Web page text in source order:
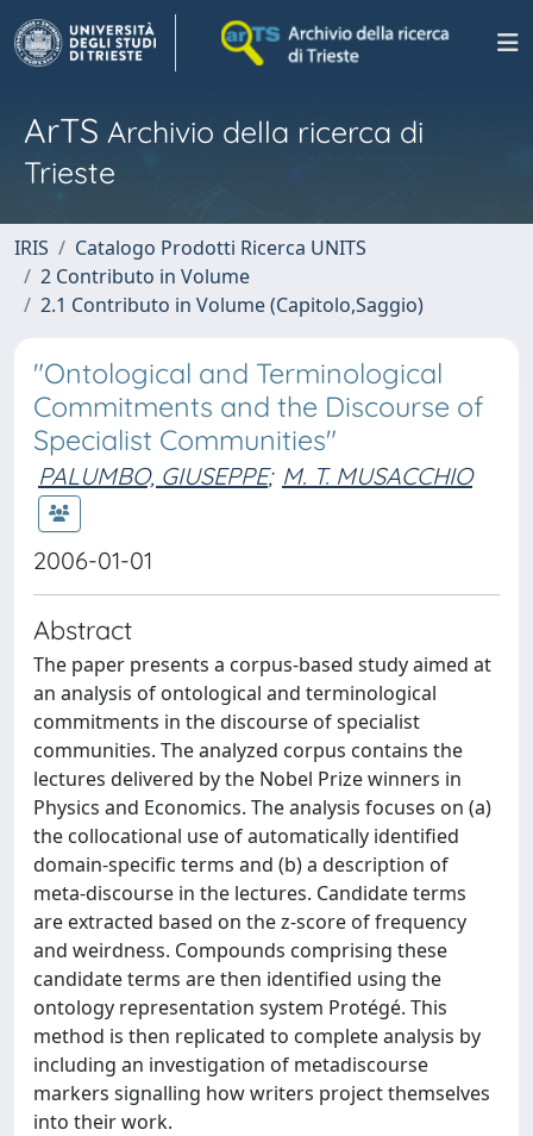
ArTS Archivio della ricerca di
Trieste
IRIS
Catalogo Prodotti Ricerca UNITS
2 Contributo in Volume
2.1 Contributo in Volume (Capitolo,Saggio)
"Ontological and Terminological
Commitments and the Discourse of
Specialist Communities"
PALUMBO, GIUSEPPE; M. T. MUSACCHIO
2006-01-01
Abstract
The paper presents a corpus-based study aimed at
an analysis of ontological and terminological
commitments in the discourse of specialist
communities. The analyzed corpus contains the
lectures delivered by the Nobel Prize winners in
Physics and Economics. The analysis focuses on (a)
the collocational use of automatically identified
domain-specific terms and (b) a description of
meta-discourse in the lectures. Candidate terms
are extracted based on the z-score of frequency
and weirdness. Compounds comprising these
candidate terms are then identified using the
ontology representation system Protégé. This
method is then replicated to complete analysis by
including an investigation of metadiscourse
markers signalling how writers project themselves
into their work.